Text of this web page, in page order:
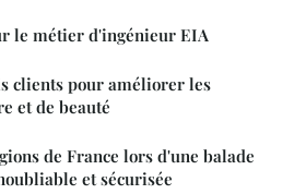
le métier d'ingénieur EIA
clients pour améliorer les
et de beauté
de France lors d'une balade
et sécurisée